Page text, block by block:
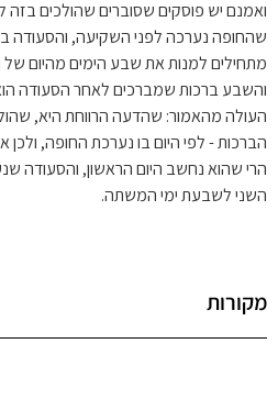
ואמנם יש פוסקים שסוברים שהולכים
שהחופה נערכה לפני השקיעה, והסעודה
מתחילים למנות את שבע הימים מהיום
והשבע ברכות שמברכים לאחר הסעודה
העולה מהאמור: שהדעה הרווחת היא,
הברכות - לפי היום בו נערכת החופה,
הרי שהוא נחשב היום הראשון, והסעודה
השני לשבעת ימי המשתה.
מקורות